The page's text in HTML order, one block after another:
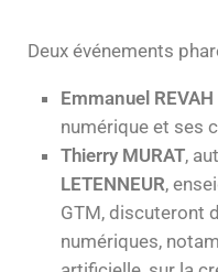
Deux événements
Emmanuel REVAH
numérique et ses
Thierry MURAT,
LETENNEUR,
GTM, discuteront
numériques,